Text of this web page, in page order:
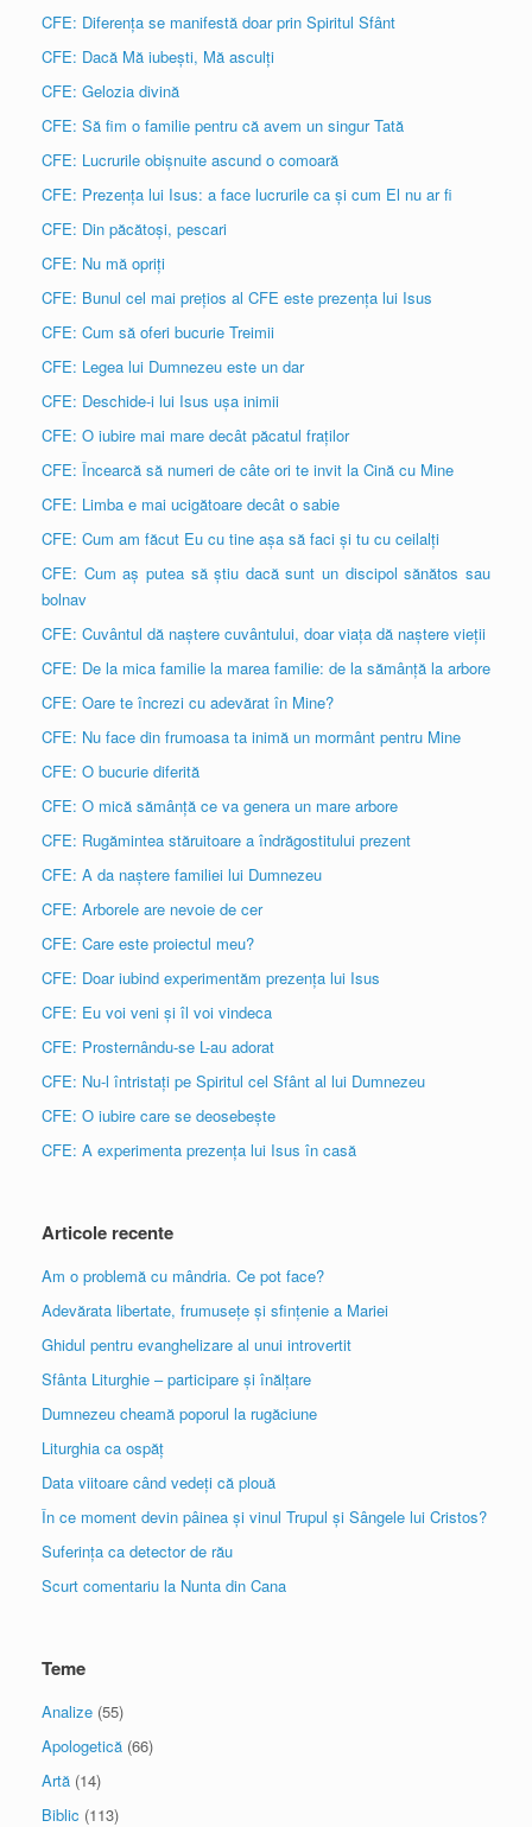
CFE: Diferența se manifestă doar prin Spiritul Sfânt
CFE: Dacă Mă iubești, Mă asculți
CFE: Gelozia divină
CFE: Să fim o familie pentru că avem un singur Tată
CFE: Lucrurile obișnuite ascund o comoară
CFE: Prezența lui Isus: a face lucrurile ca și cum El nu ar fi
CFE: Din păcătoși, pescari
CFE: Nu mă opriți
CFE: Bunul cel mai prețios al CFE este prezența lui Isus
CFE: Cum să oferi bucurie Treimii
CFE: Legea lui Dumnezeu este un dar
CFE: Deschide-i lui Isus ușa inimii
CFE: O iubire mai mare decât păcatul fraților
CFE: Încearcă să numeri de câte ori te invit la Cină cu Mine
CFE: Limba e mai ucigătoare decât o sabie
CFE: Cum am făcut Eu cu tine așa să faci și tu cu ceilalți
CFE: Cum aș putea să știu dacă sunt un discipol sănătos sau
bolnav
CFE: Cuvântul dă naștere cuvântului, doar viața dă naștere vieții
CFE: De la mica familie la marea familie: de la sămânță la arbore
CFE: Oare te încrezi cu adevărat în Mine?
CFE: Nu face din frumoasa ta inimă un mormânt pentru Mine
CFE: O bucurie diferită
CFE: O mică sămânță ce va genera un mare arbore
CFE: Rugămintea stăruitoare a îndrăgostitului prezent
CFE: A da naștere familiei lui Dumnezeu
CFE: Arborele are nevoie de cer
CFE: Care este proiectul meu?
CFE: Doar iubind experimentăm prezența lui Isus
CFE: Eu voi veni și îl voi vindeca
CFE: Prosternându-se L-au adorat
CFE: Nu-l întristați pe Spiritul cel Sfânt al lui Dumnezeu
CFE: O iubire care se deosebește
CFE: A experimenta prezența lui Isus în casă
Articole recente
Am o problemă cu mândria. Ce pot face?
Adevărata libertate, frumusețe și sfințenie a Mariei
Ghidul pentru evanghelizare al unui introvertit
Sfânta Liturghie – participare și înălțare
Dumnezeu cheamă poporul la rugăciune
Liturghia ca ospăț
Data viitoare când vedeți că plouă
În ce moment devin pâinea și vinul Trupul și Sângele lui Cristos?
Suferința ca detector de rău
Scurt comentariu la Nunta din Cana
Teme
Analize (55)
Apologetică (66)
Artă (14)
Biblic (113)